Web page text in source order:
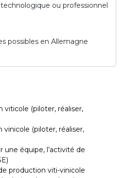
viticole (piloter, réaliser,
vinicole (piloter, réaliser,
une équipe, l’activité de
production viti-vinicole
ou professionnel
possibles en Allemagne